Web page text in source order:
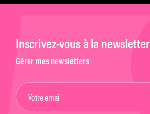
Inscrivez-vous à la newsletter
Gérer mes newsletters